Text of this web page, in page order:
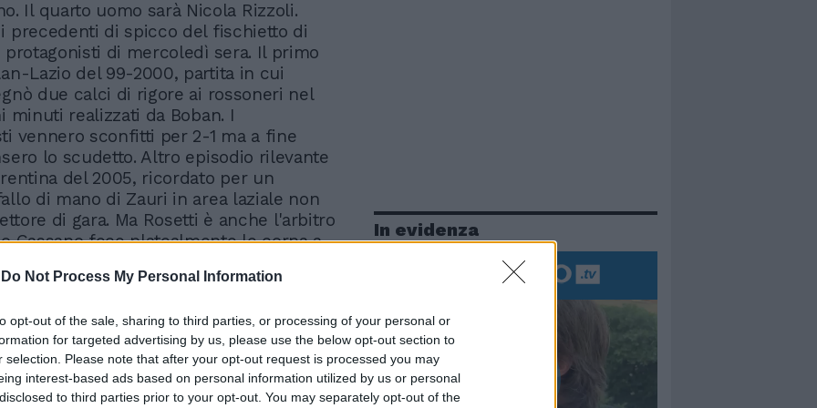
Do Not Process My Personal Information
opt-out of the sale, sharing to third parties, or processing of your personal or
for targeted advertising by us, please use the below opt-out section to
selection. Please note that after your opt-out request is processed you may
interest-based ads based on personal information utilized by us or personal
to third parties prior to your opt-out. You may separately opt-out of the
Il quarto uomo sarà Nicola Rizzoli.
precedenti di spicco del fischietto di
protagonisti di mercoledì sera. Il primo
Lazio del 99-2000, partita in cui
due calci di rigore ai rossoneri nel
minuti realizzati da Boban. I
vennero sconfitti per 2-1 ma a fine
lo scudetto. Altro episodio rilevante
del 2005, ricordato per un
di mano di Zauri in area laziale non
di gara. Ma Rosetti è anche l'arbitro
Cassano fece platealmente le corna a
la Roma.
In evidenza